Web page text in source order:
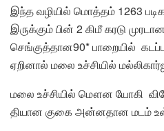
இந்த வழியில் மொத்தம் 1263
இருக்கும் பின் 2 கிமீ கரடு
செங்குத்தான90* பாறையில்
ஏறினால் மலை உச்சியில்
மலை உச்சியில் மௌன யோகி
தியான குகை அன்னதான மடம்